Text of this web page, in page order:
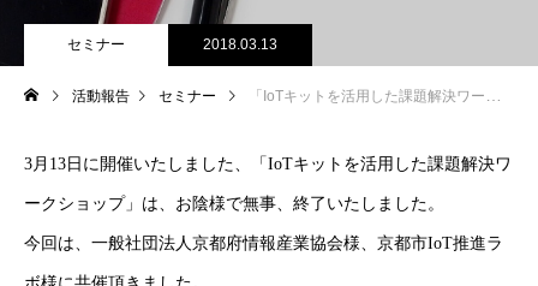
セミナー 2018.03.13
活動報告 セミナー 「IoTキットを活用した課題解決ワークショップ（3/13）」の開催報告
3月13日に開催いたしました、「IoTキットを活用した課題解決ワ
ークショップ」は、お陰様で無事、終了いたしました。
今回は、一般社団法人京都府情報産業協会様、京都市IoT推進ラ